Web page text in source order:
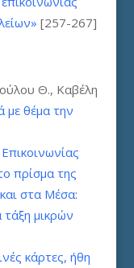
[257-267]
Θ., Καβέλη
με θέμα την
πρίσμα της
στα Μέσα:
μικρών
κάρτες, ήθη